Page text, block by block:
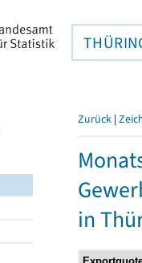
Zurück |
in